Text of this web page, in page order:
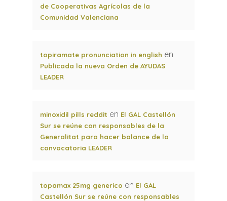
de Cooperativas Agrícolas de la
Comunidad Valenciana
topiramate pronunciation in english en
Publicada la nueva Orden de AYUDAS
LEADER
minoxidil pills reddit en El GAL Castellón
Sur se reúne con responsables de la
Generalitat para hacer balance de la
convocatoria LEADER
topamax 25mg generico en El GAL
Castellón Sur se reúne con responsables